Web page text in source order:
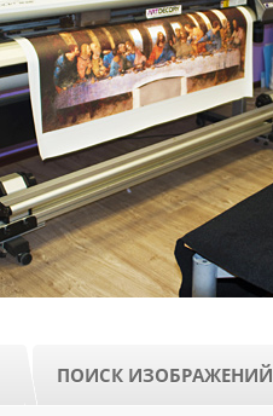
ПОИСК ИЗОБРАЖЕНИЙ